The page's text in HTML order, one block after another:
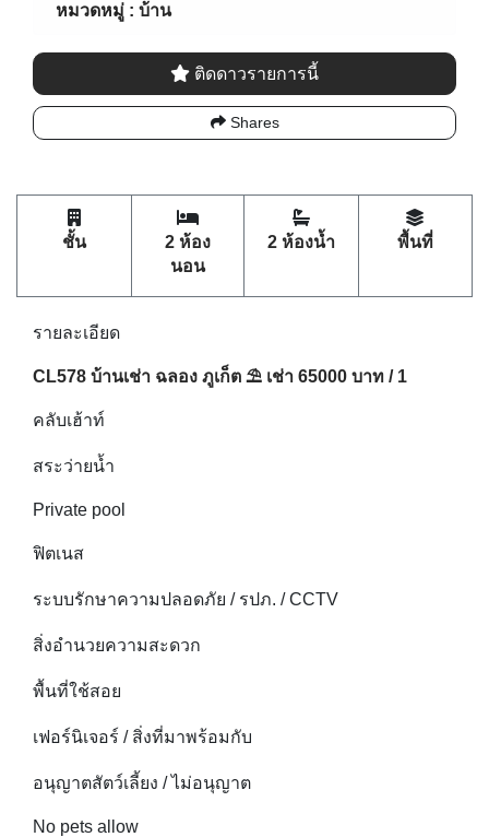
หมวดหมู่ : บ้าน
ติดดาวรายการนี้
Shares
ชั้น
2 ห้อง
นอน
2 ห้องน้ำ พื้นที่
รายละเอียด
CL578 บ้านเช่า ฉลอง ภูเก็ต ⛱ เช่า 65000 บาท / 1
คลับเฮ้าท์
สระว่ายน้ำ
Private pool
ฟิตเนส
ระบบรักษาความปลอดภัย / รปภ. / CCTV
สิ่งอำนวยความสะดวก
พื้นที่ใช้สอย
เฟอร์นิเจอร์ / สิ่งที่มาพร้อมกับ
อนุญาตสัตว์เลี้ยง / ไม่อนุญาต
No pets allow